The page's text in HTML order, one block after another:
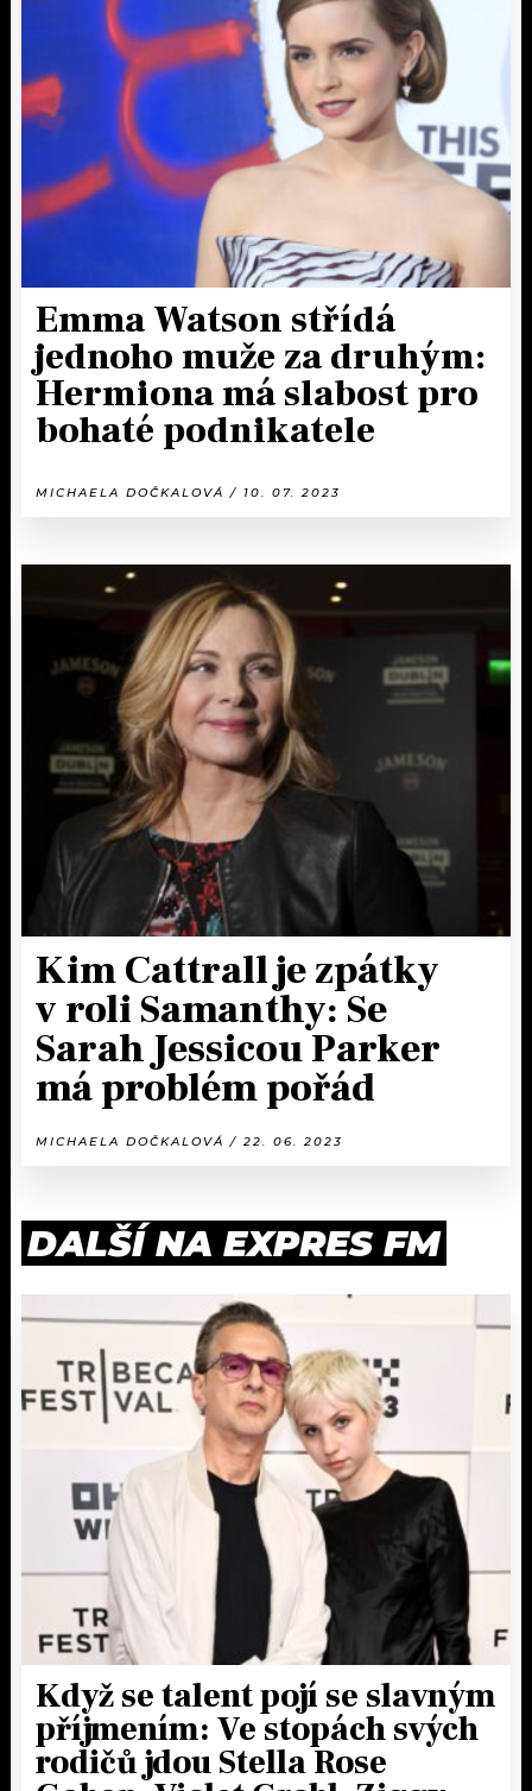
Emma Watson střídá
jednoho muže za druhým:
Hermiona má slabost pro
bohaté podnikatele
MICHAELA DOČKALOVÁ / 10. 07. 2023
Kim Cattrall je zpátky
v roli Samanthy: Se
Sarah Jessicou Parker
má problém pořád
MICHAELA DOČKALOVÁ / 22. 06. 2023
DALŠÍ NA EXPRES FM
Když se talent pojí se slavným
příjmením: Ve stopách svých
rodičů jdou Stella Rose